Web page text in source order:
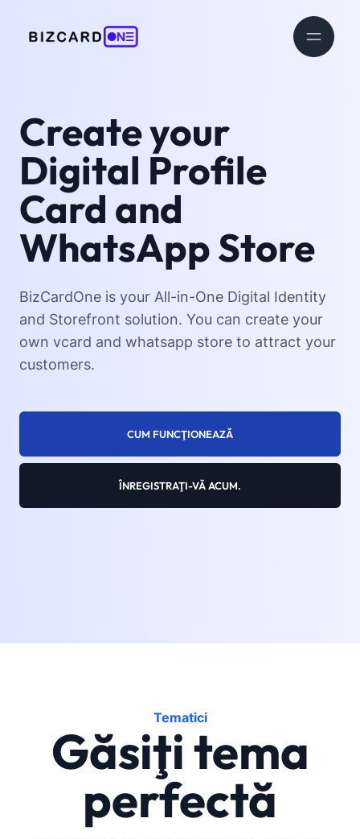
Create your
Digital Profile
Card and
WhatsApp Store
BizCardOne is your All-in-One Digital Identity
and Storefront solution. You can create your
own vcard and whatsapp store to attract your
customers.
CUM FUNCŢIONEAZĂ
ÎNREGISTRAŢI-VĂ ACUM.
Tematici
Găsiţi tema
perfectă